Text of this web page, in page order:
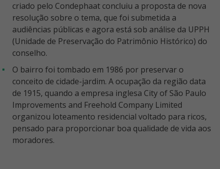
criado pelo Condephaat concluiu a proposta de nova
resolução sobre o tema, que foi submetida a
audiências públicas e agora está sob análise da UPPH
(Unidade de Preservação do Patrimônio Histórico) do
conselho.
O bairro foi tombado em 1986 por preservar o
conceito de cidade-jardim. A ocupação da região data
de 1915, quando a empresa inglesa City of São Paulo
Improvements and Freehold Company Limited
organizou loteamento residencial voltado para ricos,
pensado para proporcionar boa qualidade de vida aos
moradores.